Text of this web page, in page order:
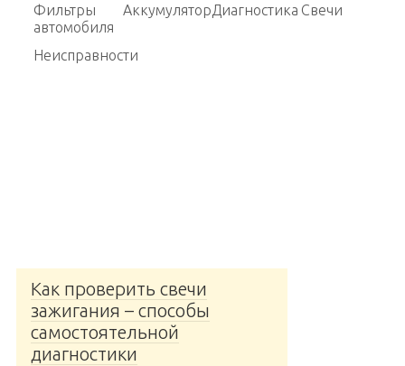
Фильтры
автомобиля
АккумуляторДиагностика Свечи
Неисправности
Как проверить свечи
зажигания – способы
самостоятельной
диагностики